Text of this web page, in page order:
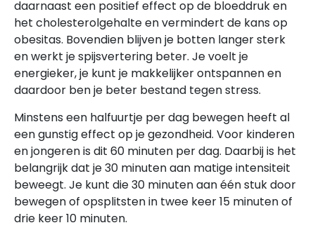
daarnaast een positief effect op de bloeddruk en
het cholesterolgehalte en vermindert de kans op
obesitas. Bovendien blijven je botten langer sterk
en werkt je spijsvertering beter. Je voelt je
energieker, je kunt je makkelijker ontspannen en
daardoor ben je beter bestand tegen stress.
Minstens een halfuurtje per dag bewegen heeft al
een gunstig effect op je gezondheid. Voor kinderen
en jongeren is dit 60 minuten per dag. Daarbij is het
belangrijk dat je 30 minuten aan matige intensiteit
beweegt. Je kunt die 30 minuten aan één stuk door
bewegen of opsplitsten in twee keer 15 minuten of
drie keer 10 minuten.